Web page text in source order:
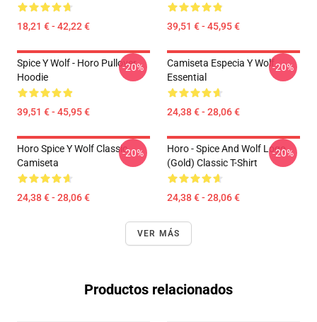
18,21 € - 42,22 € 39,51 € - 45,95 €
Spice Y Wolf - Horo Pullover
Hoodie
39,51 € - 45,95 €
-20%
Camiseta Especia Y Wolf
Essential
24,38 € - 28,06 €
-20%
Horo Spice Y Wolf Classic
Camiseta
24,38 € - 28,06 €
-20%
Horo - Spice And Wolf Logo
(Gold) Classic T-Shirt
24,38 € - 28,06 €
-20%
VER MÁS
Productos relacionados